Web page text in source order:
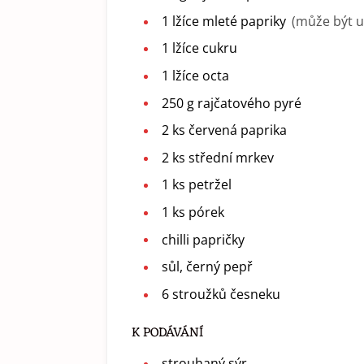
1 lžíce mleté papriky (může být
1 lžíce cukru
1 lžíce octa
250 g rajčatového pyré
2 ks červená paprika
2 ks střední mrkev
1 ks petržel
1 ks pórek
chilli papričky
sůl, černý pepř
6stroužků česneku
K PODÁVÁNÍ